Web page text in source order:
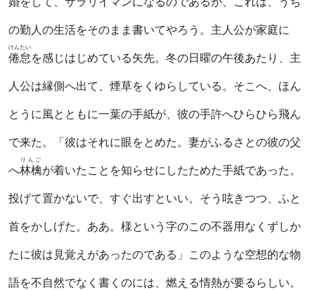
の勤人の生活をそのまま書いてやろう。主人公が家庭に
倦怠
けんたい
を感じはじめている矢先。冬の日曜の午後あたり、主
人公は縁側へ出て、煙草をくゆらしている。そこへ、ほん
とうに風とともに一葉の手紙が、彼の手許へひらひら飛ん
で来た。「彼はそれに眼をとめた。妻がふるさとの彼の父
へ林檎
りんご
が着いたことを知らせにしたためた手紙であった。
投げて置かないで、すぐ出すといい。そう呟きつつ、ふと
首をかしげた。ああ。様という字のこの不器用なくずしか
たに彼は見覚えがあったのである」このような空想的な物
語を不自然でなく書くのには、燃える情熱が要るらしい。